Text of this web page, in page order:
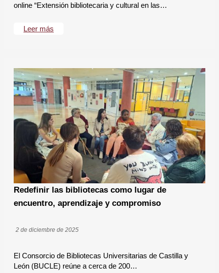
online “Extensión bibliotecaria y cultural en las…
Leer más
Redefinir las bibliotecas como lugar de
encuentro, aprendizaje y compromiso
2 de diciembre de 2025
El Consorcio de Bibliotecas Universitarias de Castilla y
León (BUCLE) reúne a cerca de 200…